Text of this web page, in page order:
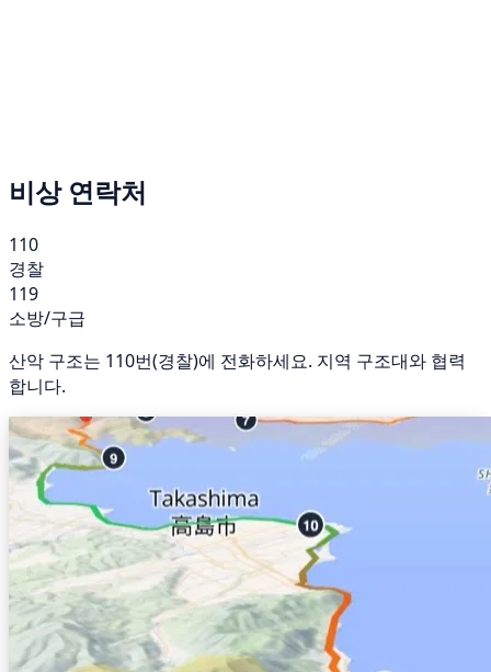
비상 연락처
110
경찰
119
소방/구급
산악 구조는 110번(경찰)에 전화하세요. 지역 구조대와 협력
합니다.